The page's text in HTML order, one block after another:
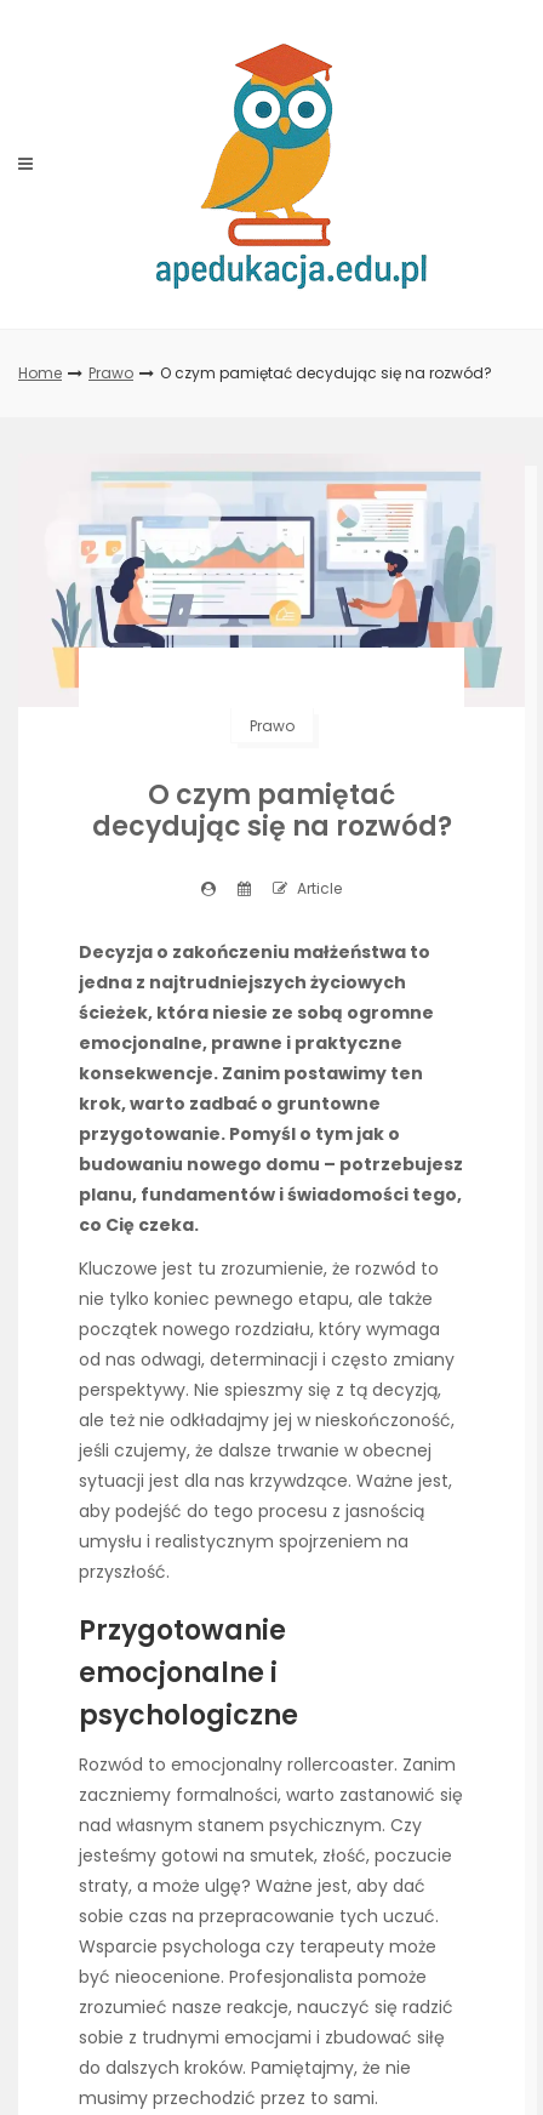
Home Prawo O czym pamiętać decydując się na rozwód?
Prawo
O czym pamiętać
decydując się na rozwód?
Article
Decyzja o zakończeniu małżeństwa to
jedna z najtrudniejszych życiowych
ścieżek, która niesie ze sobą ogromne
emocjonalne, prawne i praktyczne
konsekwencje. Zanim postawimy ten
krok, warto zadbać o gruntowne
przygotowanie. Pomyśl o tym jak o
budowaniu nowego domu – potrzebujesz
planu, fundamentów i świadomości tego,
co Cię czeka.
Kluczowe jest tu zrozumienie, że rozwód to
nie tylko koniec pewnego etapu, ale także
początek nowego rozdziału, który wymaga
od nas odwagi, determinacji i często zmiany
perspektywy. Nie spieszmy się z tą decyzją,
ale też nie odkładajmy jej w nieskończoność,
jeśli czujemy, że dalsze trwanie w obecnej
sytuacji jest dla nas krzywdzące. Ważne jest,
aby podejść do tego procesu z jasnością
umysłu i realistycznym spojrzeniem na
przyszłość.
Przygotowanie
emocjonalne i
psychologiczne
Rozwód to emocjonalny rollercoaster. Zanim
zaczniemy formalności, warto zastanowić się
nad własnym stanem psychicznym. Czy
jesteśmy gotowi na smutek, złość, poczucie
straty, a może ulgę? Ważne jest, aby dać
sobie czas na przepracowanie tych uczuć.
Wsparcie psychologa czy terapeuty może
być nieocenione. Profesjonalista pomoże
zrozumieć nasze reakcje, nauczyć się radzić
sobie z trudnymi emocjami i zbudować siłę
do dalszych kroków. Pamiętajmy, że nie
musimy przechodzić przez to sami.